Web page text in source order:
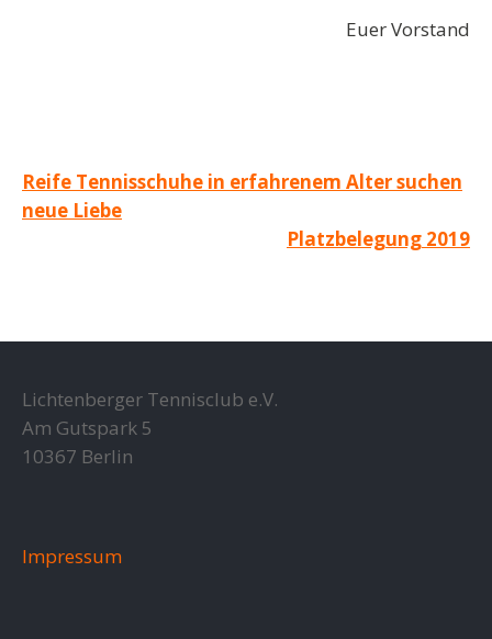
Euer Vorstand
Beitragsnavigation
Reife Tennisschuhe in erfahrenem Alter suchen
neue Liebe
Platzbelegung 2019
Lichtenberger Tennisclub e.V.
Am Gutspark 5
10367 Berlin
Impressum